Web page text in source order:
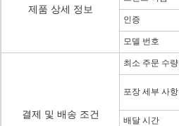
제품 상세 정보
인증
모델 번호
결제 및 배송 조건
최소 주문 수량
포장 세부 사항
배달 시간